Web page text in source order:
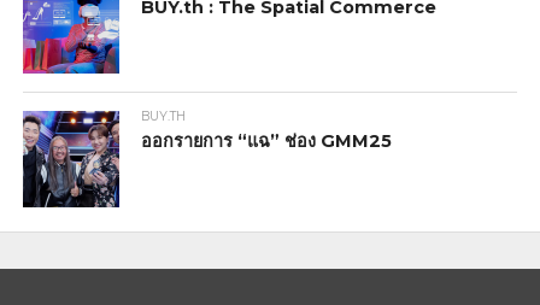
BUY.th : The Spatial Commerce
BUY.TH
ออกรายการ “แฉ” ช่อง GMM25